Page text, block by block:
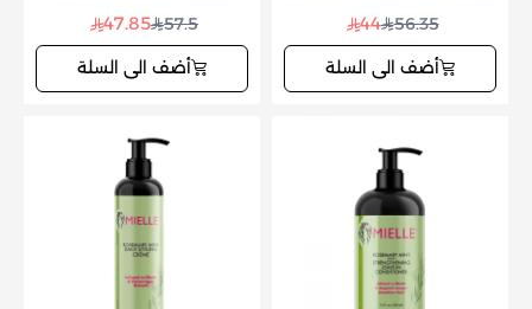
56.35
44
أضف الى السلة
57.5
47.85
أضف الى السلة